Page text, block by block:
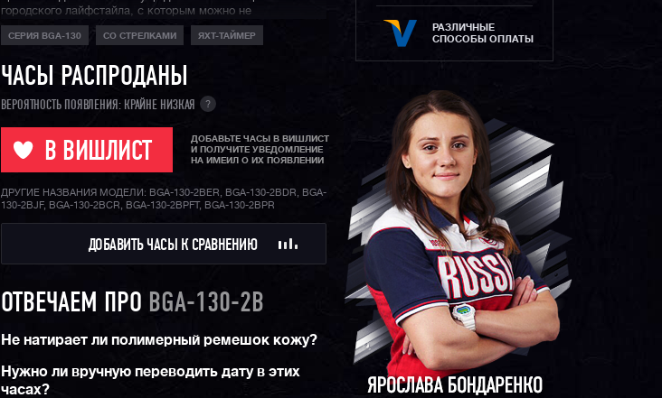
городского лайфстайла, с которым можно не
расставаться ни на тренировках, ни в бассейне, ни на
пятничной вечеринке!
СЕРИЯ BGA-130 СО СТРЕЛКАМИ ЯХТ-ТАЙМЕР
ЧАСЫ РАСПРОДАНЫ
ВЕРОЯТНОСТЬ ПОЯВЛЕНИЯ: КРАЙНЕ НИЗКАЯ ?
В ВИШЛИСТ
ДОБАВЬТЕ ЧАСЫ В ВИШЛИСТ
И ПОЛУЧИТЕ УВЕДОМЛЕНИЕ
НА ИМЕИЛ О ИХ ПОЯВЛЕНИИ
ДРУГИЕ НАЗВАНИЯ МОДЕЛИ: BGA-130-2BER, BGA-130-2BDR, BGA-
130-2BJF, BGA-130-2BCR, BGA-130-2BPFT, BGA-130-2BPR
ДОБАВИТЬ ЧАСЫ К СРАВНЕНИЮ
ОТВЕЧАЕМ ПРО BGA-130-2B
Не натирает ли полимерный ремешок кожу?
Нужно ли вручную переводить дату в этих
часах?
РАЗЛИЧНЫЕ
СПОСОБЫ ОПЛАТЫ